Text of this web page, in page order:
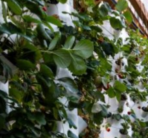
du sent kommer att glömma.
för njutning, för
för att dela en unik upplevelse
ett maraton som verkligen
bli en del av denna